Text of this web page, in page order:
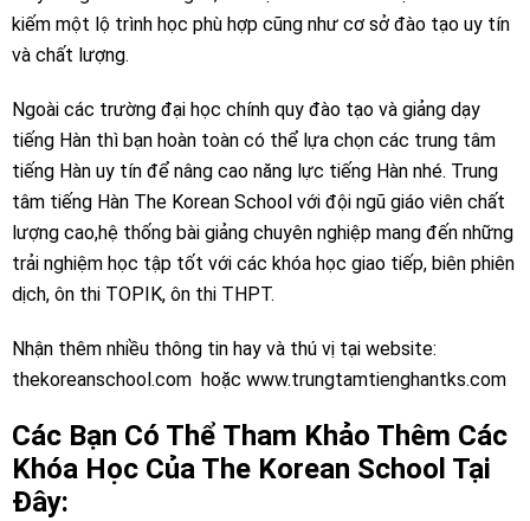
kiếm một lộ trình học phù hợp cũng như cơ sở đào tạo uy tín
và chất lượng.
Ngoài các trường đại học chính quy đào tạo và giảng dạy
tiếng Hàn thì bạn hoàn toàn có thể lựa chọn các trung tâm
tiếng Hàn uy tín để nâng cao năng lực tiếng Hàn nhé. Trung
tâm tiếng Hàn The Korean School với đội ngũ giáo viên chất
lượng cao,hệ thống bài giảng chuyên nghiệp mang đến những
trải nghiệm học tập tốt với các khóa học giao tiếp, biên phiên
dịch, ôn thi TOPIK, ôn thi THPT.
Nhận thêm nhiều thông tin hay và thú vị tại website:
thekoreanschool.com hoặc www.trungtamtienghantks.com
Các Bạn Có Thể Tham Khảo Thêm Các
Khóa Học Của The Korean School Tại
Đây: